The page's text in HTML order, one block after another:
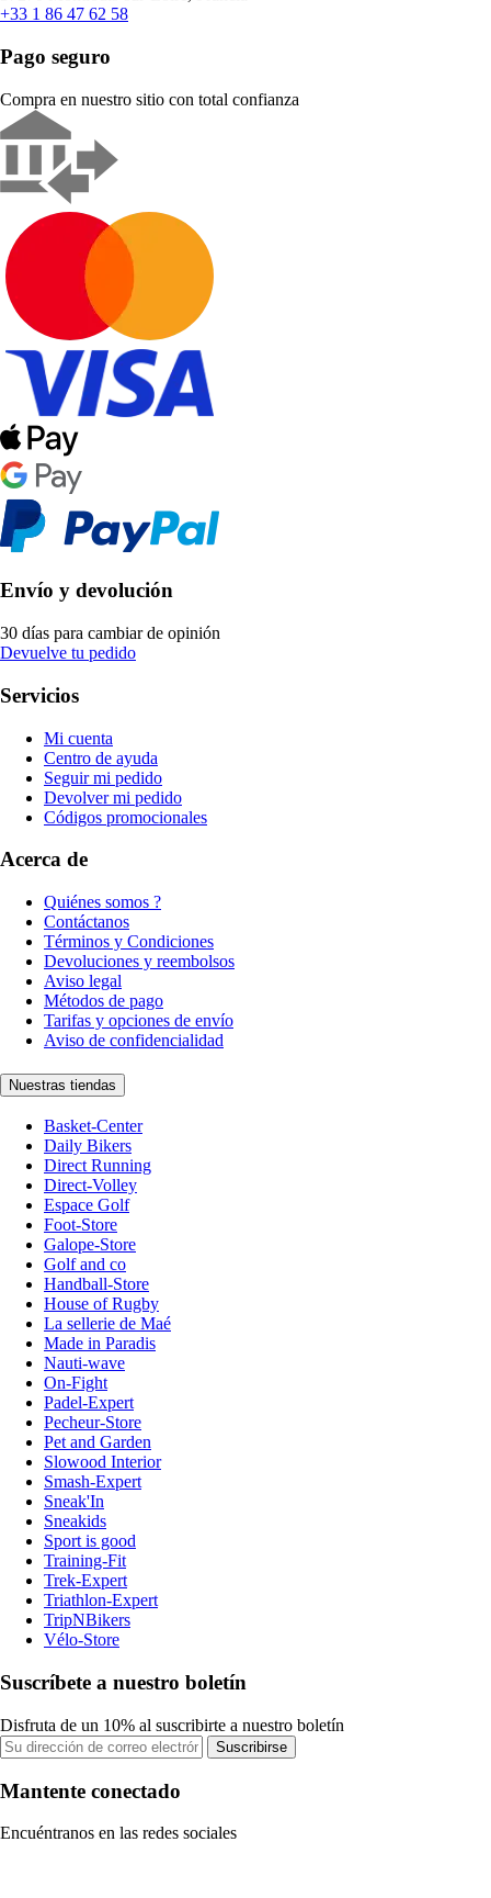
+33 1 86 47 62 58
Pago seguro
Compra en nuestro sitio con total confianza
Envío y devolución
30 días para cambiar de opinión
Devuelve tu pedido
Servicios
Mi cuenta
Centro de ayuda
Seguir mi pedido
Devolver mi pedido
Códigos promocionales
Acerca de
Quiénes somos ?
Contáctanos
Términos y Condiciones
Devoluciones y reembolsos
Aviso legal
Métodos de pago
Tarifas y opciones de envío
Aviso de confidencialidad
Nuestras tiendas
Basket-Center
Daily Bikers
Direct Running
Direct-Volley
Espace Golf
Foot-Store
Galope-Store
Golf and co
Handball-Store
House of Rugby
La sellerie de Maé
Made in Paradis
Nauti-wave
On-Fight
Padel-Expert
Pecheur-Store
Pet and Garden
Slowood Interior
Smash-Expert
Sneak'In
Sneakids
Sport is good
Training-Fit
Trek-Expert
Triathlon-Expert
TripNBikers
Vélo-Store
Suscríbete a nuestro boletín
Disfruta de un 10% al suscribirte a nuestro boletín
Suscribirse
Mantente conectado
Encuéntranos en las redes sociales